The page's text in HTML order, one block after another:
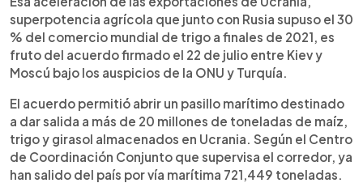
superpotencia agrícola que junto con Rusia supuso el 30
% del comercio mundial de trigo a finales de 2021, es
fruto del acuerdo firmado el 22 de julio entre Kiev y
Moscú bajo los auspicios de la ONU y Turquía.
El acuerdo permitió abrir un pasillo marítimo destinado
a dar salida a más de 20 millones de toneladas de maíz,
trigo y girasol almacenados en Ucrania. Según el Centro
de Coordinación Conjunto que supervisa el corredor, ya
han salido del país por vía marítima 721,449 toneladas.